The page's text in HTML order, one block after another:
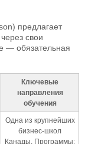
предлагает
свои
— обязательная
Ключевые
направления
обучения
Одна из крупнейших
бизнес-школ
Канады. Программы: